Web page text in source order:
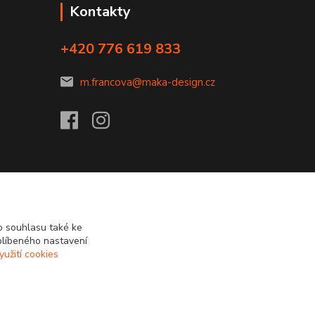
Kontakty
+420 776 619 833
m.francova@maka-design.cz
souhlasu také ke
nastavení
cookies